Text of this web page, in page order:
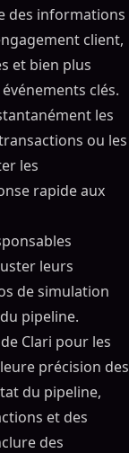
des informations
client,
et bien plus
clés.
les
ou les
les
rapide aux
leurs
de simulation
pipeline.
Clari pour les
précision des
du pipeline,
et des
des